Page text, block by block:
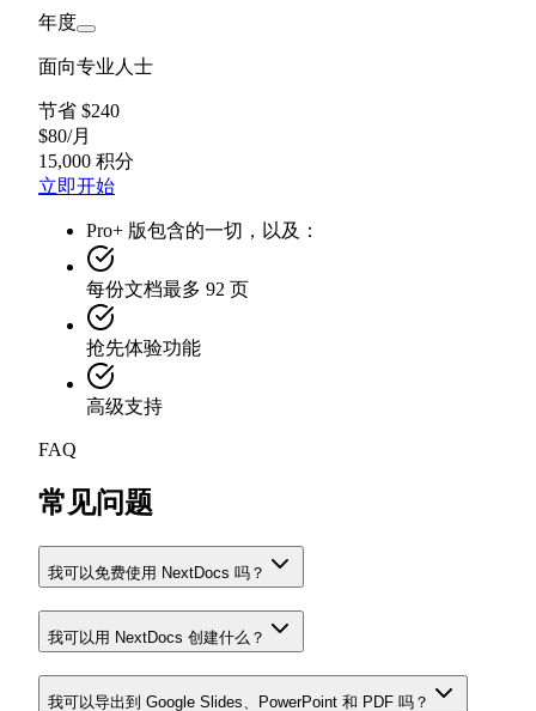
年度
面向专业人士
节省 $240
$80/月
15,000 积分
立即开始
Pro+ 版包含的一切，以及：
每份文档最多 92 页
抢先体验功能
高级支持
FAQ
常见问题
我可以免费使用 NextDocs 吗？
我可以用 NextDocs 创建什么？
我可以导出到 Google Slides、PowerPoint 和 PDF 吗？